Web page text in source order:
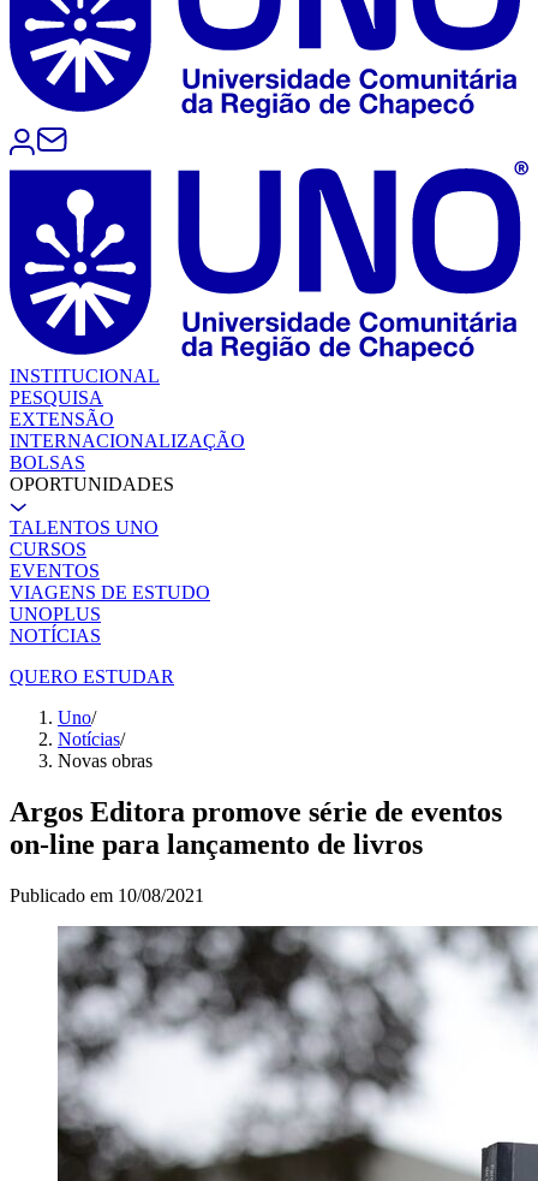
INSTITUCIONAL
PESQUISA
EXTENSÃO
INTERNACIONALIZAÇÃO
BOLSAS
OPORTUNIDADES
TALENTOS UNO
CURSOS
EVENTOS
VIAGENS DE ESTUDO
UNOPLUS
NOTÍCIAS
QUERO ESTUDAR
Uno/
Notícias/
Novas obras
Argos Editora promove série de eventos
on-line para lançamento de livros
Publicado em 10/08/2021